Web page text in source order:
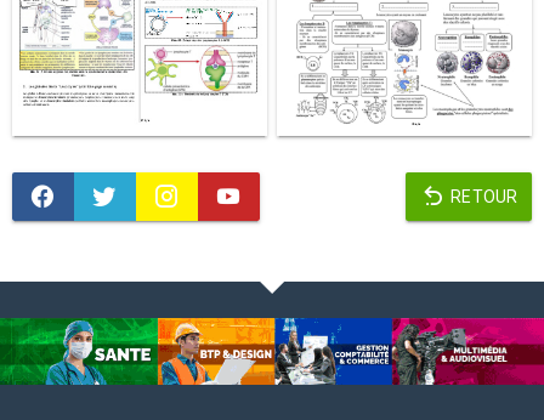
RETOUR